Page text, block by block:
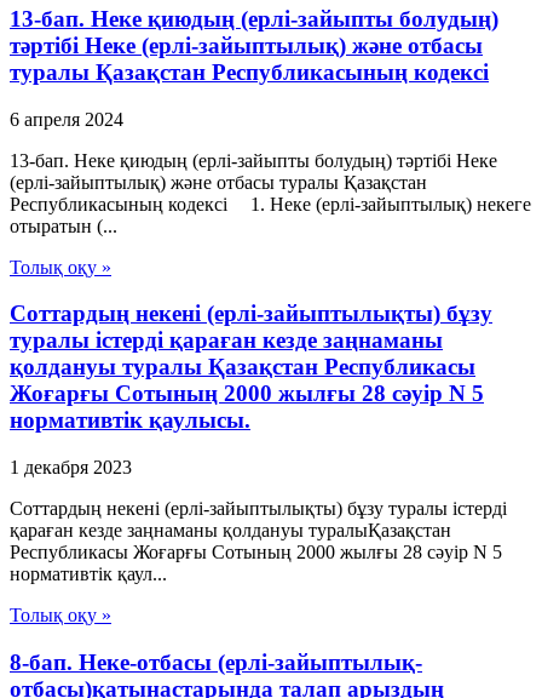
13-бап. Неке қиюдың (ерлі-зайыпты болудың)
тәртібі Неке (ерлі-зайыптылық) және отбасы
туралы Қазақстан Республикасының кодексі
6 апреля 2024
13-бап. Неке қиюдың (ерлі-зайыпты болудың) тәртібі Неке
(ерлі-зайыптылық) және отбасы туралы Қазақстан
Республикасының кодексі 1. Неке (ерлі-зайыптылық) некеге
отыратын (...
Толық оқу »
Соттардың некенi (ерлі-зайыптылықты) бұзу
туралы iстердi қараған кезде заңнаманы
қолдануы туралы Қазақстан Республикасы
Жоғарғы Сотының 2000 жылғы 28 сәуір N 5
нормативтік қаулысы.
1 декабря 2023
Соттардың некенi (ерлі-зайыптылықты) бұзу туралы iстердi
қараған кезде заңнаманы қолдануы туралыҚазақстан
Республикасы Жоғарғы Сотының 2000 жылғы 28 сәуір N 5
нормативтік қаул...
Толық оқу »
8-бап. Неке-отбасы (ерлі-зайыптылық-
отбасы)қатынастарында талап арыздың